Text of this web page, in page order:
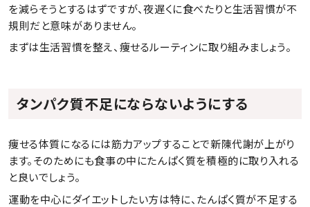
を減らそうとするはずですが、夜遅くに食べたりと生活習慣が不
規則だと意味がありません。
まずは生活習慣を整え、痩せるルーティンに取り組みましょう。
タンパク質不足にならないようにする
痩せる体質になるには筋力アップすることで新陳代謝が上がり
ます。そのためにも食事の中にたんぱく質を積極的に取り入れる
と良いでしょう。
運動を中心にダイエットしたい方は特に、たんぱく質が不足する